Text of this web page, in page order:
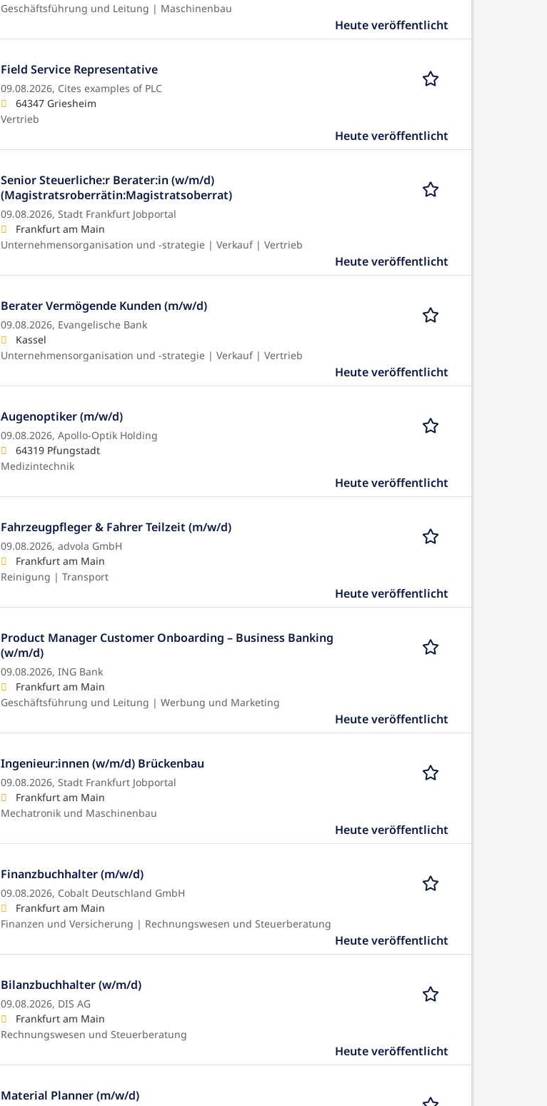
Geschäftsführung und Leitung | Maschinenbau
Heute veröffentlicht
Field Service Representative
09.08.2026, Cites examples of PLC
64347 Griesheim
Vertrieb
Heute veröffentlicht
Senior Steuerliche:r Berater:in (w/m/d)
(Magistratsroberrätin:Magistratsoberrat)
09.08.2026, Stadt Frankfurt Jobportal
Frankfurt am Main
Unternehmensorganisation und -strategie | Verkauf | Vertrieb
Heute veröffentlicht
Berater Vermögende Kunden (m/w/d)
09.08.2026, Evangelische Bank
Kassel
Unternehmensorganisation und -strategie | Verkauf | Vertrieb
Heute veröffentlicht
Augenoptiker (m/w/d)
09.08.2026, Apollo-Optik Holding
64319 Pfungstadt
Medizintechnik
Heute veröffentlicht
Fahrzeugpfleger & Fahrer Teilzeit (m/w/d)
09.08.2026, advola GmbH
Frankfurt am Main
Reinigung | Transport
Heute veröffentlicht
Product Manager Customer Onboarding – Business Banking
(w/m/d)
09.08.2026, ING Bank
Frankfurt am Main
Geschäftsführung und Leitung | Werbung und Marketing
Heute veröffentlicht
Ingenieur:innen (w/m/d) Brückenbau
09.08.2026, Stadt Frankfurt Jobportal
Frankfurt am Main
Mechatronik und Maschinenbau
Heute veröffentlicht
Finanzbuchhalter (m/w/d)
09.08.2026, Cobalt Deutschland GmbH
Frankfurt am Main
Finanzen und Versicherung | Rechnungswesen und Steuerberatung
Heute veröffentlicht
Bilanzbuchhalter (w/m/d)
09.08.2026, DIS AG
Frankfurt am Main
Rechnungswesen und Steuerberatung
Heute veröffentlicht
Material Planner (m/w/d)